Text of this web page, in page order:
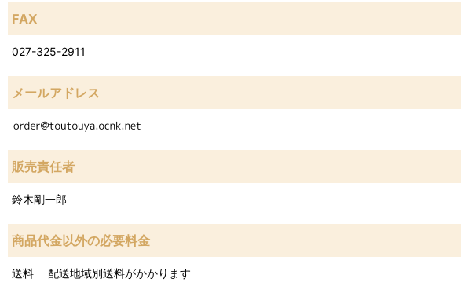
FAX
027-325-2911
メールアドレス
販売責任者
鈴木剛一郎
商品代金以外の必要料金
送料 配送地域別送料がかかります